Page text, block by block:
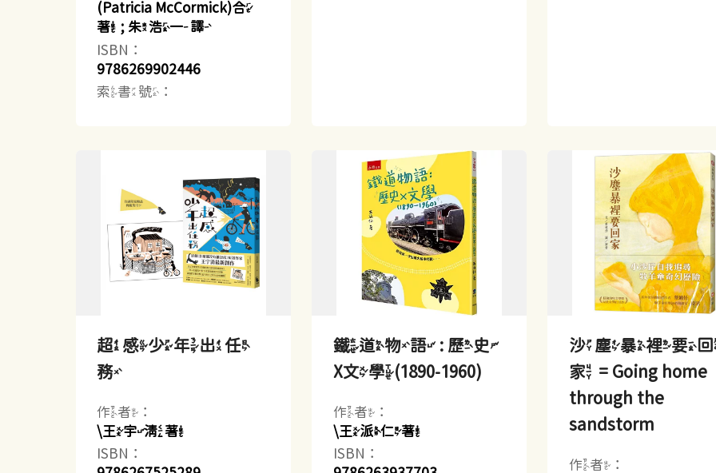
(Patricia McCormick)合
著 ; 朱浩一譯
ISBN：
9786269902446
索書號：
超感少年出任
務
作者：
\王宇清著
ISBN：
鐵道物語 : 歷史
X文學(1890-1960)
作者：
\王派仁著
ISBN：
沙塵暴裡要
家 = Going home
through the
sandstorm
作者：